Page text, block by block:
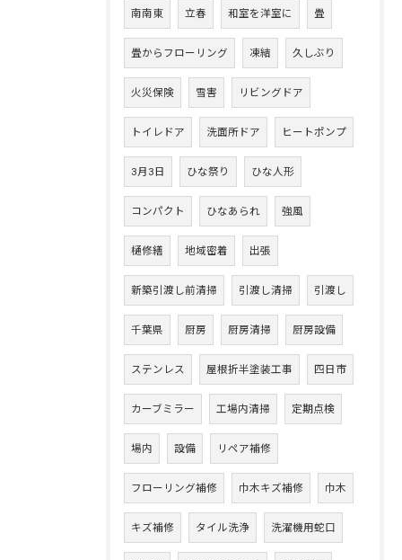
南南東 立春 和室を洋室に 畳
畳からフローリング 凍結 久しぶり
火災保険 雪害 リビングドア
トイレドア 洗面所ドア ヒートポンプ
3月3日 ひな祭り ひな人形
コンパクト ひなあられ 強風
樋修繕 地域密着 出張
新築引渡し前清掃 引渡し清掃 引渡し
千葉県 厨房 厨房清掃 厨房設備
ステンレス 屋根折半塗装工事 四日市
カーブミラー 工場内清掃 定期点検
場内 設備 リペア補修
フローリング補修 巾木キズ補修 巾木
キズ補修 タイル洗浄 洗濯機用蛇口